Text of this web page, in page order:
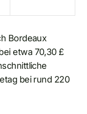
Bordeaux
etwa 70,30 £
bei rund 220